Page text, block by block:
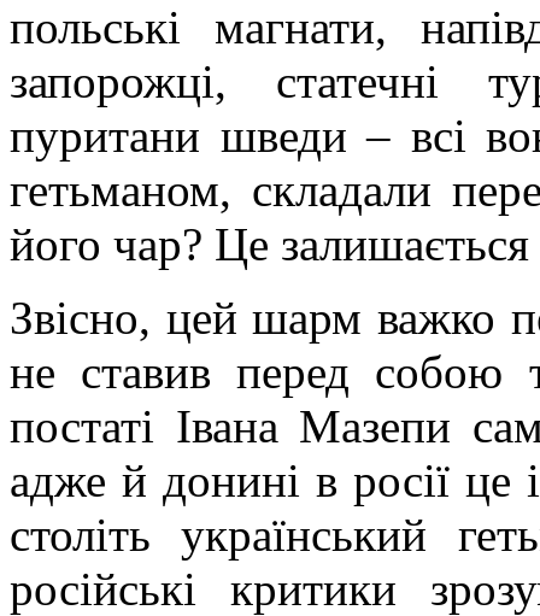
польські магнати,
запорожці, статечні
пуритани шведи – всі
гетьманом, складали
його чар? Це
Звісно, цей шарм важко
не ставив перед собою
постаті Івана Мазепи
адже й донині в росії
століть український
російські критики